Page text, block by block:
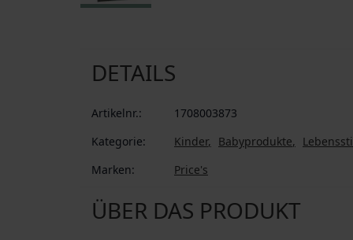
DETAILS
Artikelnr.:
1708003873
Kategorie:
Kinder Babyprodukte
Marken:
Price's
ÜBER DAS PRODUKT